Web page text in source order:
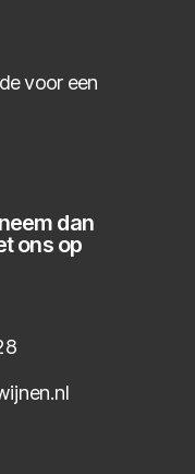
voor een
dan
ons op